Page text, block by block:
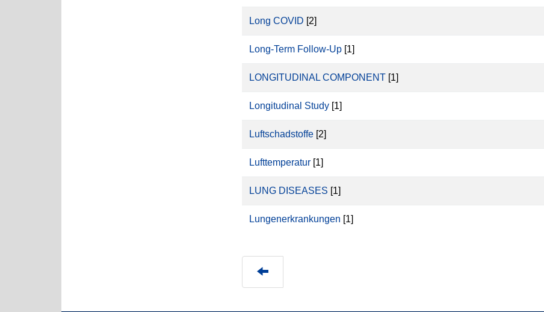
Long COVID [2]
Long-Term Follow-Up [1]
LONGITUDINAL COMPONENT [1]
Longitudinal Study [1]
Luftschadstoffe [2]
Lufttemperatur [1]
LUNG DISEASES [1]
Lungenerkrankungen [1]